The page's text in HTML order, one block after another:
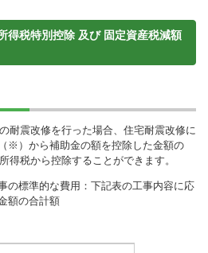
得税特別控除 及び 固定資産税減額
耐震改修を行った場合、住宅耐震改修に
※）から補助金の額を控除した金額の
得税から控除することができます。
の標準的な費用：下記表の工事内容に応
額の合計額